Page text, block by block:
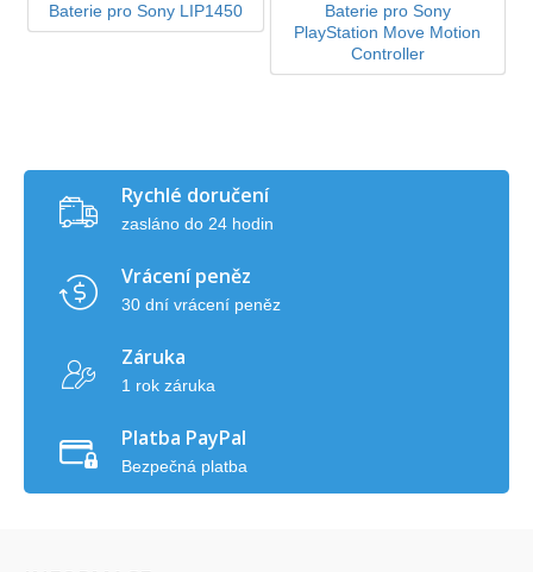
Baterie pro Sony LIP1450
Baterie pro Sony
PlayStation Move Motion
Controller
Rychlé doručení
zasláno do 24 hodin
Vrácení peněz
30 dní vrácení peněz
Záruka
1 rok záruka
Platba PayPal
Bezpečná platba